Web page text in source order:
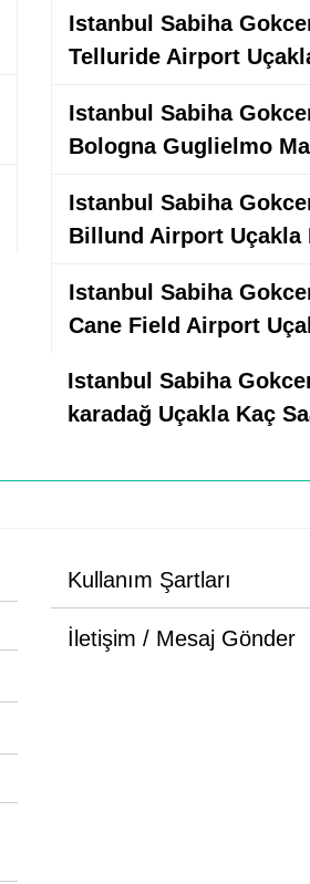
Istanbul Sabiha
Telluride Airport
Istanbul Sabiha
Bologna Guglielmo
Istanbul Sabiha
Billund Airport Uçakla
Istanbul Sabiha
Cane Field Airport
Istanbul Sabiha
karadağ Uçakla Kaç
Kullanım Şartları
İletişim / Mesaj Gönder